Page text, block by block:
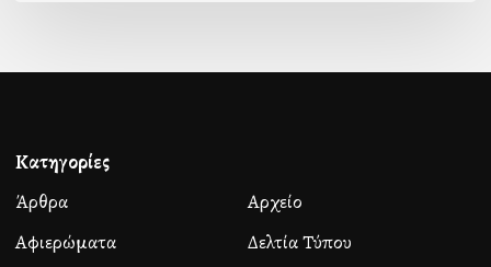
Κατηγορίες
Άρθρα
Αρχείο
Αφιερώματα
Δελτία Τύπου